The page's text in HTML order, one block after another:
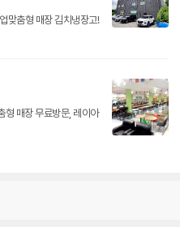
맞춤형 매장 김치냉장고!
매장 무료방문, 레이아